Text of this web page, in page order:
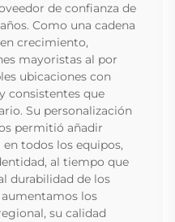
de confianza de
Como una cadena
crecimiento,
mayoristas al por
ubicaciones con
consistentes que
Su personalización
permitió añadir
todos los equipos,
al tiempo que
durabilidad de los
los
su calidad